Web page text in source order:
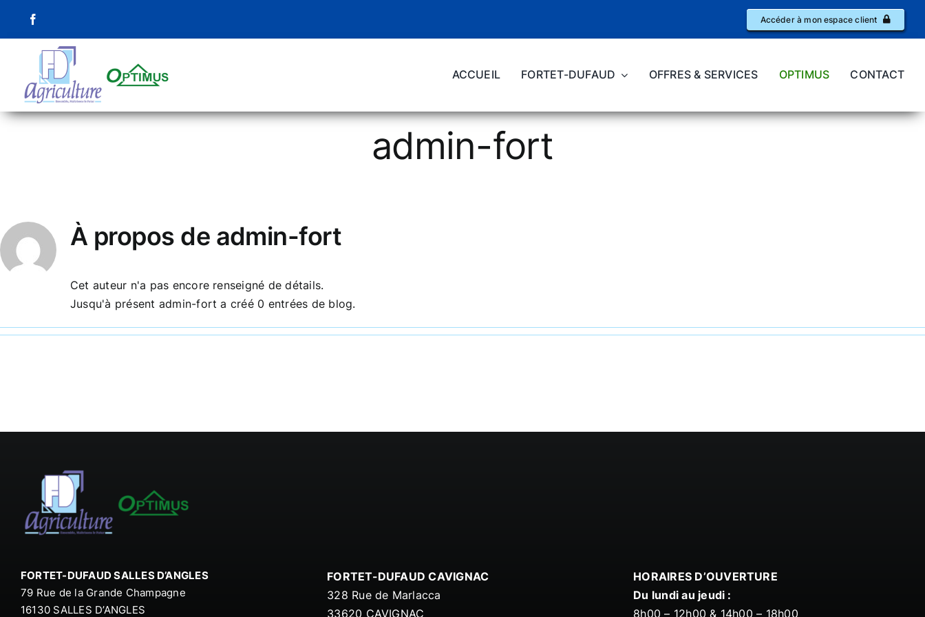
Accéder à mon espace client
ACCUEIL FORTET-DUFAUD OFFRES & SERVICES OPTIMUS CONTACT
admin-fort
À propos de admin-fort
Cet auteur n'a pas encore renseigné de détails.
Jusqu'à présent admin-fort a créé 0 entrées de blog.
FORTET-DUFAUD SALLES D’ANGLES
79 Rue de la Grande Champagne
16130 SALLES D’ANGLES
FORTET-DUFAUD CAVIGNAC
328 Rue de Marlacca
33620 CAVIGNAC
HORAIRES D’OUVERTURE
Du lundi au jeudi :
8h00 – 12h00 & 14h00 – 18h00